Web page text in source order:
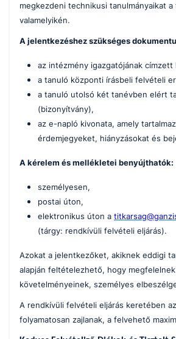
megkezdeni technikusi tanulmányaikat
valamelyikén.
A jelentkezéshez szükséges
az intézmény igazgatójának címzett
a tanuló központi írásbeli felvételi
a tanuló utolsó két tanévben elért
(bizonyítvány),
az e-napló kivonata, amely
érdemjegyeket, hiányzásokat és
A kérelem és mellékletei benyújthatók:
személyesen,
postai úton,
elektronikus úton a
(tárgy: rendkívüli felvételi eljárás).
Azokat a jelentkezőket, akiknek eddigi
alapján feltételezhető, hogy
követelményeinek, személyes
A rendkívüli felvételi eljárás keretében
folyamatosan zajlanak, a felvehető